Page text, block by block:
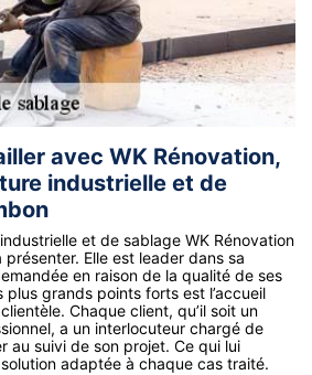
avec WK Rénovation,
industrielle et de
et de sablage WK Rénovation
présenter. Elle est leader dans sa
en raison de la qualité de ses
plus grands points forts est l’accueil
Chaque client, qu’il soit un
a un interlocuteur chargé de
au suivi de son projet. Ce qui lui
adaptée à chaque cas traité.